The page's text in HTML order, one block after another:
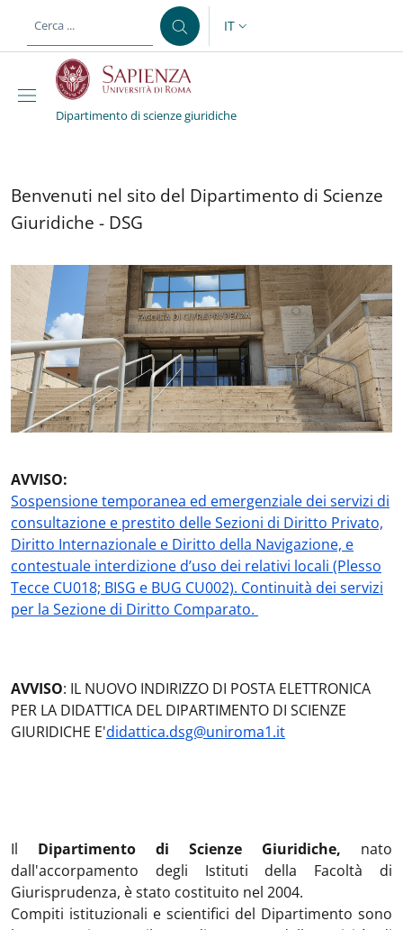
al contenuto principale
SELETTORE LINGUA:
IT
Dipartimento di scienze giuridiche
Benvenuti nel sito del
Benvenuti nel sito del Dipartimento di Scienze
Giuridiche - DSG
AVVISO:
Sospensione temporanea ed emergenziale dei servizi di
consultazione e prestito delle Sezioni di Diritto Privato,
Diritto Internazionale e Diritto della Navigazione, e
contestuale interdizione d’uso dei relativi locali (Plesso
Tecce CU018; BISG e BUG CU002). Continuità dei servizi
per la Sezione di Diritto Comparato.
AVVISO: IL NUOVO INDIRIZZO DI POSTA ELETTRONICA
PER LA DIDATTICA DEL DIPARTIMENTO DI SCIENZE
GIURIDICHE E'didattica.dsg@uniroma1.it
Il Dipartimento di Scienze Giuridiche, nato
dall'accorpamento degli Istituti della Facoltà di
Giurisprudenza, è stato costituito nel 2004.
Compiti istituzionali e scientifici del Dipartimento sono